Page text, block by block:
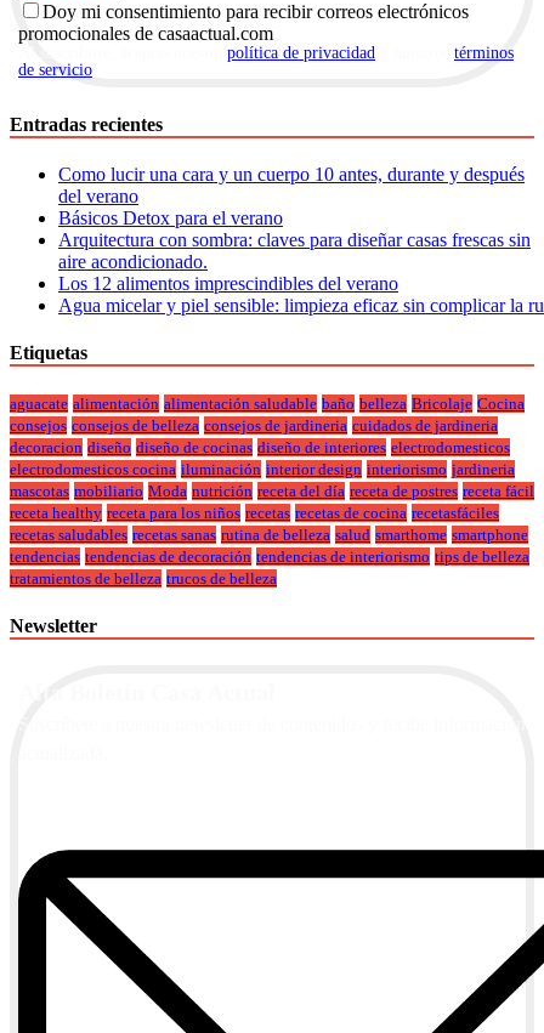
Doy mi consentimiento para recibir correos electrónicos
promocionales de casaactual.com
política de privacidad
términos
de servicio
Entradas recientes
Como lucir una cara y un cuerpo 10 antes, durante y después
del verano
Básicos Detox para el verano
Arquitectura con sombra: claves para diseñar casas frescas sin
aire acondicionado.
Los 12 alimentos imprescindibles del verano
Agua micelar y piel sensible: limpieza eficaz sin complicar la
Etiquetas
aguacate alimentación alimentación saludable baño belleza Bricolaje Cocina
consejos consejos de belleza consejos de jardineria cuidados de jardineria
decoracion diseño diseño de cocinas diseño de interiores electrodomesticos
electrodomesticos cocina iluminación interior design interiorismo jardineria
mascotas mobiliario Moda nutrición receta del día receta de postres receta fácil
receta healthy receta para los niños recetas recetas de cocina recetasfáciles
recetas saludables recetas sanas rutina de belleza salud smarthome smartphone
tendencias tendencias de decoración tendencias de interiorismo tips de belleza
tratamientos de belleza trucos de belleza
Newsletter